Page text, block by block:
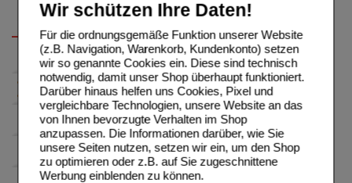
Wir schützen Ihre Daten!
Für die ordnungsgemäße Funktion unserer Website
(z.B. Navigation, Warenkorb, Kundenkonto) setzen
wir so genannte Cookies ein. Diese sind technisch
notwendig, damit unser Shop überhaupt funktioniert.
Darüber hinaus helfen uns Cookies, Pixel und
vergleichbare Technologien, unsere Website an das
von Ihnen bevorzugte Verhalten im Shop
anzupassen. Die Informationen darüber, wie Sie
unsere Seiten nutzen, setzen wir ein, um den Shop
zu optimieren oder z.B. auf Sie zugeschnittene
Werbung einblenden zu können.